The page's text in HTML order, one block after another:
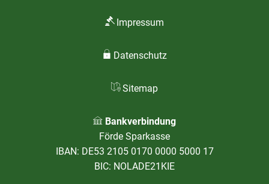
Impressum
Datenschutz
Sitemap
Bankverbindung
Förde Sparkasse
IBAN: DE53 2105 0170 0000 5000 17
BIC: NOLADE21KIE